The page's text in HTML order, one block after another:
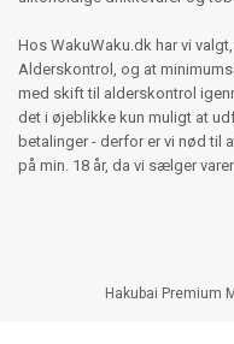
Hos WakuWaku.dk har vi
Alderskontrol, og at
med skift til alderskontrol
det i øjeblikke kun muligt at
betalinger - derfor er vi nød til
på min. 18 år, da vi sælger
Hakubai Premium